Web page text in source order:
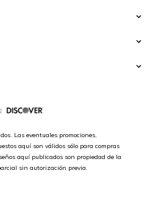
Las eventuales promociones,
aquí son válidos sólo para compras
aquí publicados son propiedad de la
sin autorización previa.